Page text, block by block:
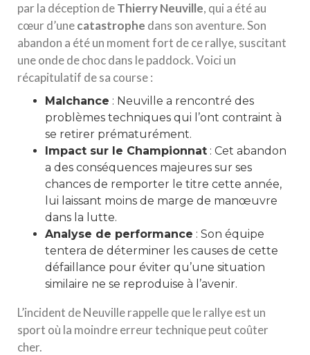
par la déception deThierry Neuville, qui a été au
cœur d’unecatastrophe dans son aventure. Son
abandon a été un moment fort de ce rallye, suscitant
une onde de choc dans le paddock. Voici un
récapitulatif de sa course :
Malchance : Neuville a rencontré des
problèmes techniques qui l’ont contraint à
se retirer prématurément.
Impact sur le Championnat : Cet abandon
a des conséquences majeures sur ses
chances de remporter le titre cette année,
lui laissant moins de marge de manœuvre
dans la lutte.
Analyse de performance : Son équipe
tentera de déterminer les causes de cette
défaillance pour éviter qu’une situation
similaire ne se reproduise à l’avenir.
L’incident de Neuville rappelle que le rallye est un
sport où la moindre erreur technique peut coûter
cher.